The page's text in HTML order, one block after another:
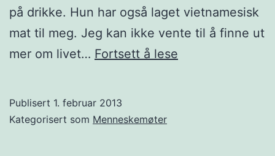
på drikke. Hun har også laget vietnamesisk
mat til meg. Jeg kan ikke vente til å finne ut
mer om livet… Fortsett å lese
Publisert 1. februar 2013
Kategorisert som Menneskemøter